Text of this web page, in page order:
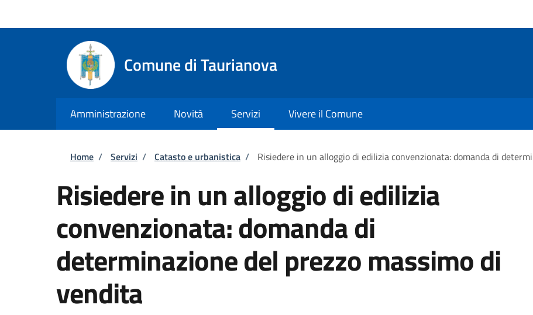
Comune di Taurianova
Amministrazione Novità Servizi Vivere il Comune
Briciole di pane
Home / Servizi / Catasto e urbanistica / Risiedere in un alloggio di edilizia convenzionata: domanda di
Risiedere in un alloggio di edilizia
convenzionata: domanda di
determinazione del prezzo massimo di
vendita